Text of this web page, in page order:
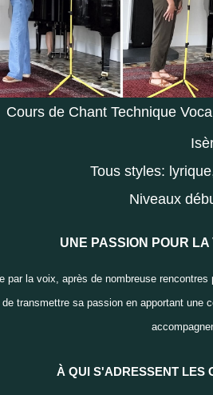
Cours de Chant Technique
Tous styles:
Niveaux
UNE PASSION POUR
par la voix, après de nombreuse
de transmettre sa passion en apportant une
À QUI S'ADRESSENT LES